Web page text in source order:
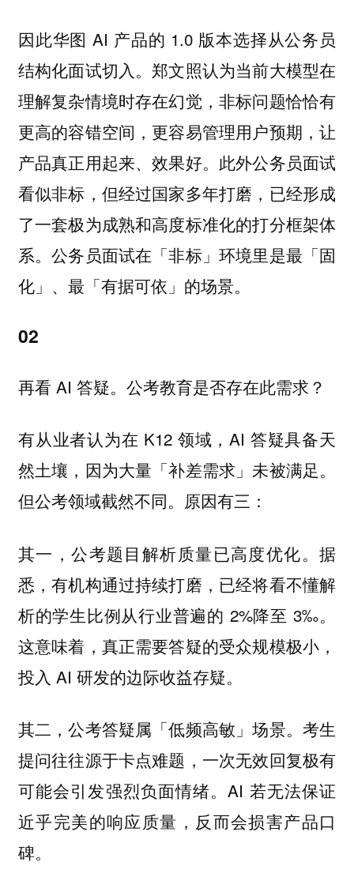
因此华图 AI 产品的 1.0 版本选择从公务员
结构化面试切入。郑文照认为当前大模型在
理解复杂情境时存在幻觉，非标问题恰恰有
更高的容错空间，更容易管理用户预期，让
产品真正用起来、效果好。此外公务员面试
看似非标，但经过国家多年打磨，已经形成
了一套极为成熟和高度标准化的打分框架体
系。公务员面试在「非标」环境里是最「固
化」、最「有据可依」的场景。
02
再看 AI 答疑。 公考教育是否存在此需求？
有从业者认为在 K12 领域，AI 答疑具备天
然土壤，因为大量「补差需求」未被满足。
但公考领域截然不同。原因有三：
其一，公考题目解析质量已高度优化。据
悉，有机构通过持续打磨，已经将看不懂解
析的学生比例从行业普遍的 2%降至 3‰。
这意味着，真正需要答疑的受众规模极小，
投入 AI 研发的边际收益存疑。
其二，公考答疑属「低频高敏」场景。 考生
提问往往源于卡点难题，一次无效回复极有
可能会引发强烈负面情绪。AI 若无法保证
近乎完美的响应质量，反而会损害产品口
碑。